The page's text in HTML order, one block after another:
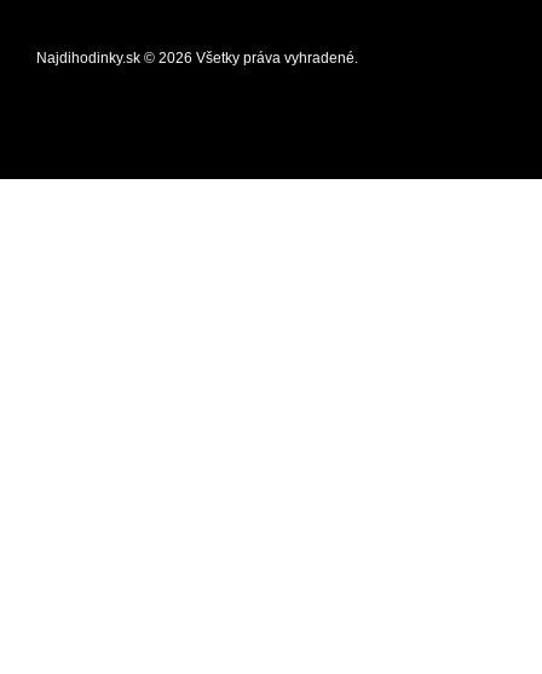
Najdihodinky.sk © 2026 Všetky práva vyhradené.